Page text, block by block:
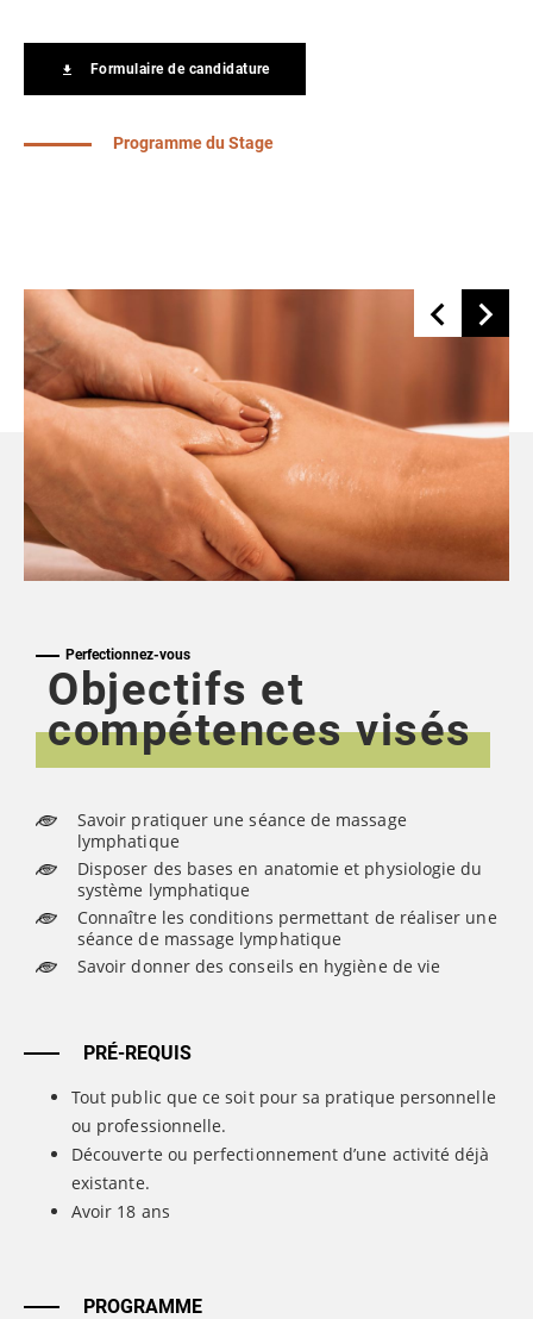
Formulaire de candidature
Programme du Stage
Perfectionnez-vous
Objectifs et
compétences visés
Savoir pratiquer une séance de massage
lymphatique
Disposer des bases en anatomie et physiologie du
système lymphatique
Connaître les conditions permettant de réaliser une
séance de massage lymphatique
Savoir donner des conseils en hygiène de vie
PRÉ-REQUIS
Tout public que ce soit pour sa pratique personnelle
ou professionnelle.
Découverte ou perfectionnement d’une activité déjà
existante.
Avoir 18 ans
PROGRAMME